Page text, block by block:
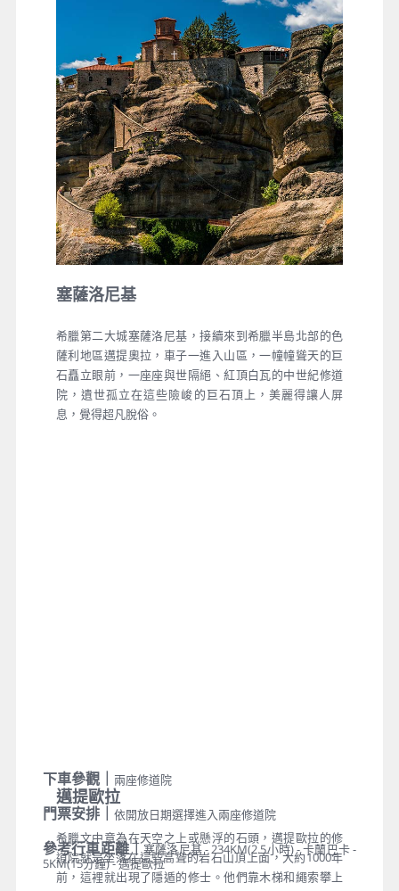
塞薩洛尼基
希臘第二大城塞薩洛尼基 ，接續來到希臘半島北部的色
薩利地區邁提奧拉，車子一進入山區，一幢幢聳天的巨
石矗立眼前，一座座與世隔絕、紅頂白瓦的中世紀修道
院，遺世孤立在這些險峻的巨石頂上，美麗得讓人屏
息，覺得超凡脫俗。
邁提歐拉
希臘文中意為在天空之上或懸浮的石頭，邁提歐拉的修
道院就是坐落在這些高聳的岩石山頂上面，大約1000年
前，這裡就出現了隱遁的修士。他們靠木梯和繩索攀上
下車參觀｜ 兩座修道院
門票安排｜ 依開放日期選擇進入兩座修道院
參考行車距離｜塞薩洛尼基 - 234KM(2.5小時) - 卡蘭巴卡 -
5KM(15分鐘) - 邁提歐拉